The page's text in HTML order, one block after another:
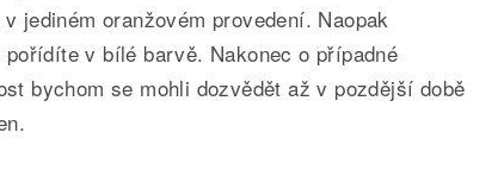
jediném oranžovém provedení. Naopak
v bílé barvě. Nakonec o případné
bychom se mohli dozvědět až v pozdější době